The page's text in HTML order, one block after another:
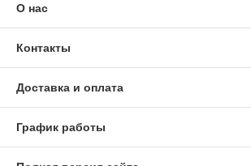
О нас
Контакты
Доставка и оплата
График работы